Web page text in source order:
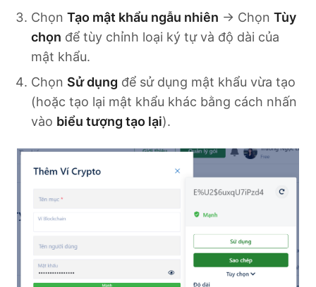
Chọn Tạo mật khẩu ngẫu nhiên → Chọn Tùy
chọn để tùy chỉnh loại ký tự và độ dài của
mật khẩu.
Chọn Sử dụng để sử dụng mật khẩu vừa tạo
(hoặc tạo lại mật khẩu khác bằng cách nhấn
vào biểu tượng tạo lại).